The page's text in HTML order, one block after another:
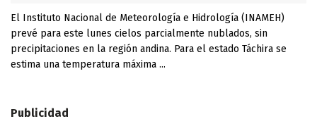
El Instituto Nacional de Meteorología e Hidrología (INAMEH)
prevé para este lunes cielos parcialmente nublados, sin
precipitaciones en la región andina. Para el estado Táchira se
estima una temperatura máxima ...
Publicidad